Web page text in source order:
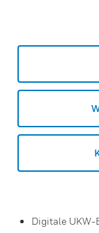
Digitale